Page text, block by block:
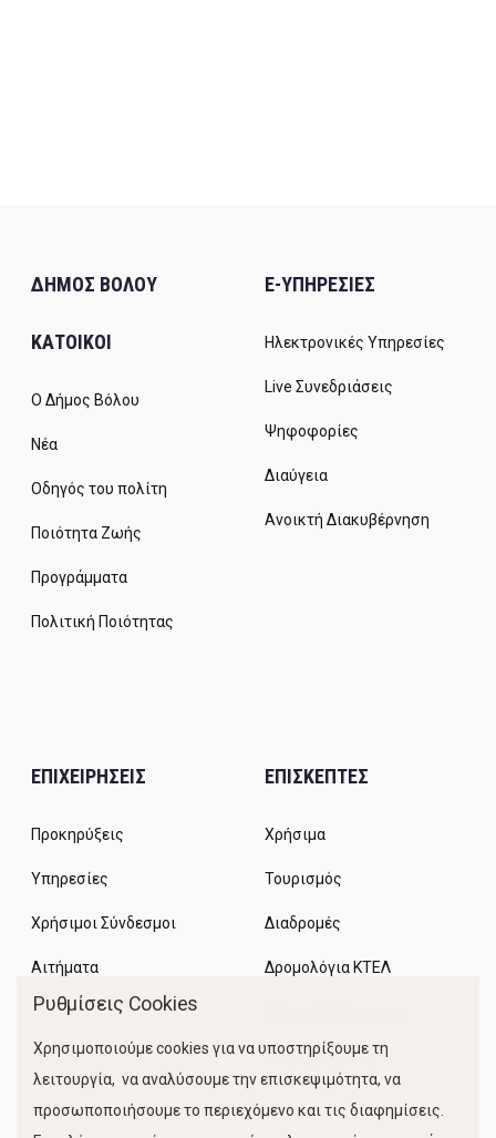
ΔΗΜΟΣ ΒΟΛΟΥ
ΚΑΤΟΙΚΟΙ
Ο Δήμος Βόλου
Νέα
Οδηγός του πολίτη
Ποιότητα Ζωής
Προγράμματα
Πολιτική Ποιότητας
E-ΥΠΗΡΕΣΙΕΣ
Ηλεκτρονικές Υπηρεσίες
Live Συνεδριάσεις
Ψηφοφορίες
Διαύγεια
Ανοικτή Διακυβέρνηση
ΕΠΙΧΕΙΡΗΣΕΙΣ
Προκηρύξεις
Υπηρεσίες
Χρήσιμοι Σύνδεσμοι
Αιτήματα
ΕΠΙΣΚΕΠΤΕΣ
Χρήσιμα
Τουρισμός
Διαδρομές
Δρομολόγια ΚΤΕΛ
Κίνηση Λιμένος
Ρυθμίσεις Cookies
Χρησιμοποιούμε cookies για να υποστηρίξουμε τη
λειτουργία, να αναλύσουμε την επισκεψιμότητα, να
προσωποποιήσουμε το περιεχόμενο και τις διαφημίσεις.